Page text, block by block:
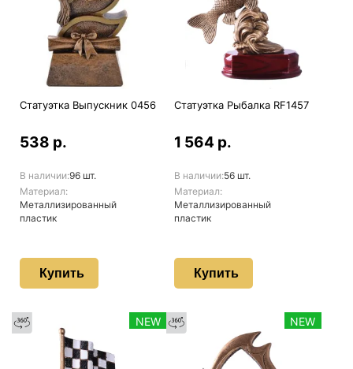
Статуэтка Выпускник 0456
538 р.
В наличии:96 шт.
Материал:
Металлизированный
пластик
Купить
Статуэтка Рыбалка RF1457
1 564 р.
В наличии:56 шт.
Материал:
Металлизированный
пластик
Купить
NEW NEW